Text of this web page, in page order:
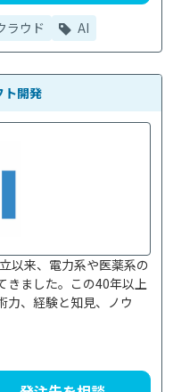
ラウド AI
ト開発
以来、電力系や医薬系の
きました。この40年以上
力、経験と知見、ノウ